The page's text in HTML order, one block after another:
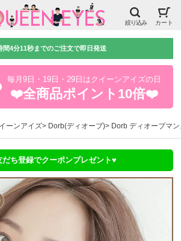
絞り込み カート
間4分11秒までのご注文で即日発送
毎月9日・19日・29日はクイーンアイズの日
❤️全商品ポイント10倍❤️
ーンアイズ Dorb(ディオーブ) Dorb ディオーブマ
だち登録でクーポンプレゼント♥